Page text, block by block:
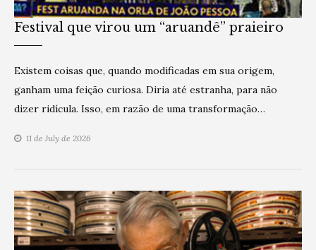
Festival que virou um “aruandê” praieiro
Existem coisas que, quando modificadas em sua origem,
ganham uma feição curiosa. Diria até estranha, para não
dizer ridícula. Isso, em razão de uma transformação…
11 de July de 2026